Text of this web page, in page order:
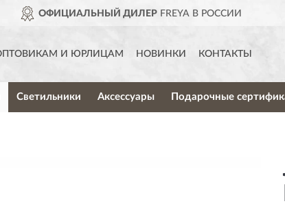
ОФИЦИАЛЬНЫЙ ДИЛЕРFREYA В РОССИИ
И ЮРЛИЦАМ НОВИНКИ КОНТАКТЫ
Светильники Аксессуары Подарочные